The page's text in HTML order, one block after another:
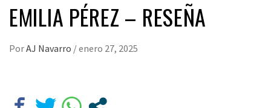
EMILIA PÉREZ – RESEÑA
PorAJ Navarro /enero 27, 2025